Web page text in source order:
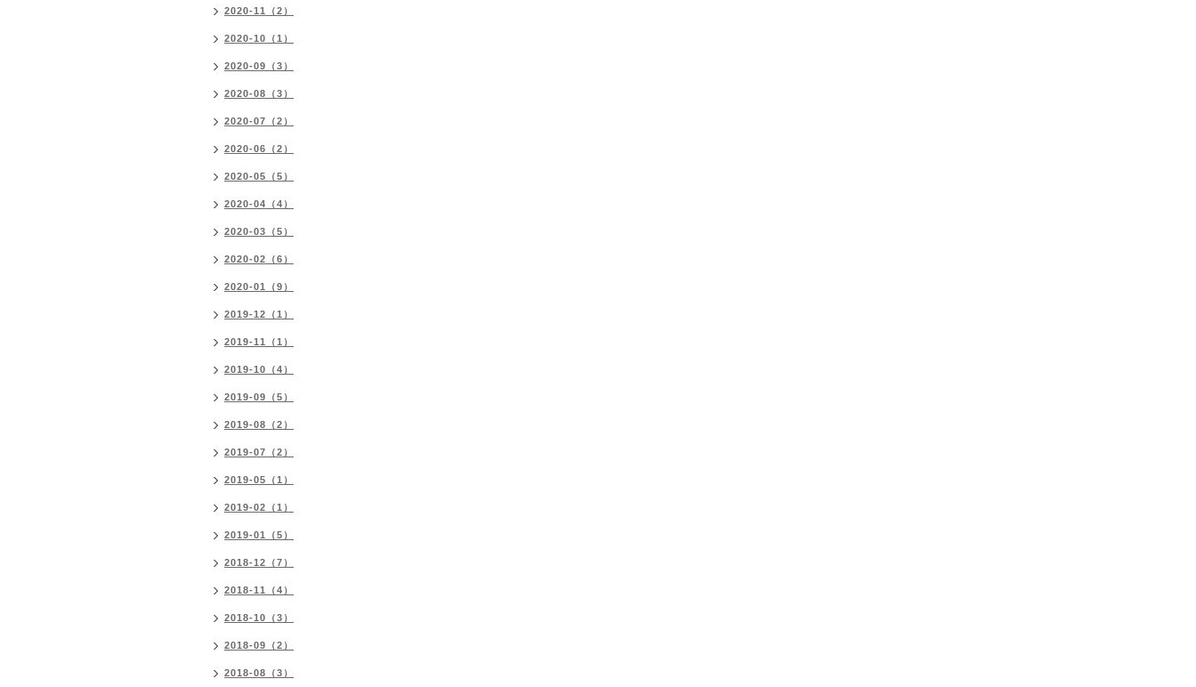
2020-11（2）
2020-10（1）
2020-09（3）
2020-08（3）
2020-07（2）
2020-06（2）
2020-05（5）
2020-04（4）
2020-03（5）
2020-02（6）
2020-01（9）
2019-12（1）
2019-11（1）
2019-10（4）
2019-09（5）
2019-08（2）
2019-07（2）
2019-05（1）
2019-02（1）
2019-01（5）
2018-12（7）
2018-11（4）
2018-10（3）
2018-09（2）
2018-08（3）